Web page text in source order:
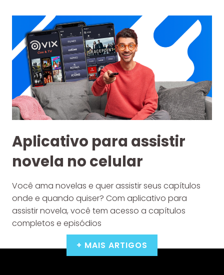
Aplicativo para assistir
novela no celular
Você ama novelas e quer assistir seus capítulos
onde e quando quiser? Com aplicativo para
assistir novela, você tem acesso a capítulos
completos e episódios
+ MAIS ARTIGOS